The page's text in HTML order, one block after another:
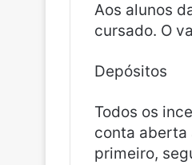
Aos alunos
cursado. O
Depósitos
Todos os
conta aberta
primeiro,